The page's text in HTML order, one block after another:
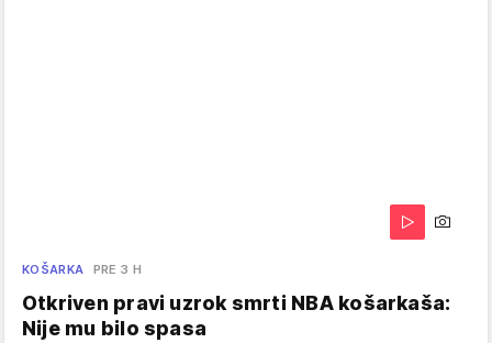
KOŠARKA PRE 3 H
Otkriven pravi uzrok smrti NBA košarkaša:
Nije mu bilo spasa